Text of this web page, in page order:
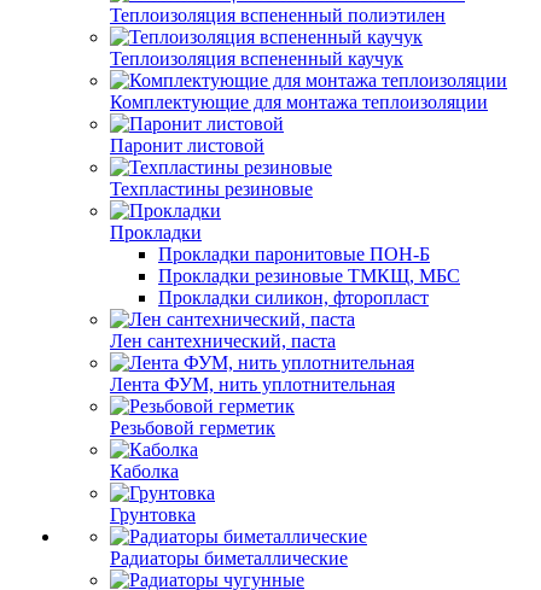
Теплоизоляция вспененный полиэтилен
Теплоизоляция вспененный каучук
Комплектующие для монтажа теплоизоляции
Паронит листовой
Техпластины резиновые
Прокладки
Прокладки паронитовые ПОН-Б
Прокладки резиновые ТМКЩ, МБС
Прокладки силикон, фторопласт
Лен сантехнический, паста
Лента ФУМ, нить уплотнительная
Резьбовой герметик
Каболка
Грунтовка
Радиаторы биметаллические